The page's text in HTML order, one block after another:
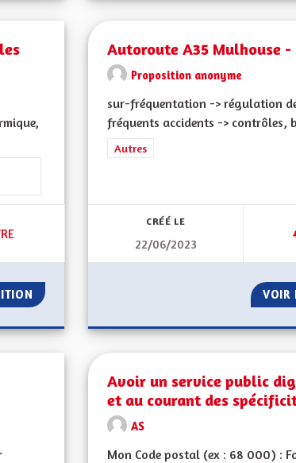
énergétiques, écologiques, environnementales et
L'ÉOLIEN DOMESTIQUE DANS LES PLU / PLUI
AUTORISER L'ÉOLIEN DOMESTIQUE DANS
Autoroute A35 Mulhouse -
Proposition anonyme
sur-fréquentation -> régulation
fréquents accidents -> contrôles,
Filtrer les résultats de la catégorie :
Autres
CRÉÉ LE
22/06/2023
VOIR
Avoir un service public
et au courant des
AS
Mon Code postal (ex : 68 000) :